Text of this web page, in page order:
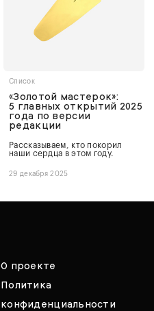
Список
«Золотой мастерок»:
5 главных открытий 2025
года по версии
редакции
Рассказываем, кто покорил
наши сердца в этом году.
29 декабря 2025
О проекте
Политика
конфиденциальности